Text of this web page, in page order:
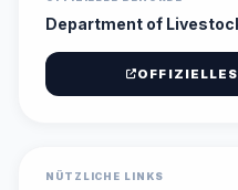
Department of
NÜTZLICHE LINKS